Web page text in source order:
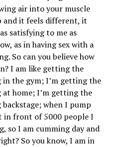
air into your muscle
and it feels different, it
satisfying to me as
as in having sex with a
So can you believe how
I am like getting the
the gym; I’m getting the
home; I’m getting the
when I pump
in front of 5000 people I
so I am cumming day and
So you know, I am in